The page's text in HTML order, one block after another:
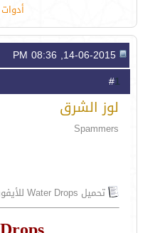
1
لوز الشرق
Spammers
تحميل Water Drops للأيفون